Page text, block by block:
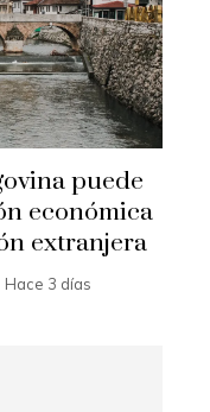
puede
económica
extranjera
Hace 3 días